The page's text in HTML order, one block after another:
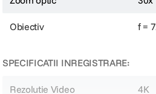
Obiectiv f =
SPECIFICATII INREGISTRARE:
Rezolutie Video 4K